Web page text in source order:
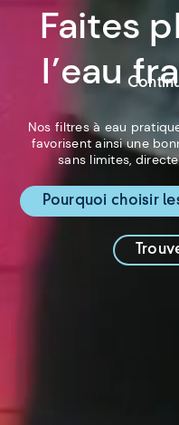
Faites
l’eau
Nos filtres à eau
favorisent ainsi une
sans limites,
Pourquoi choisir